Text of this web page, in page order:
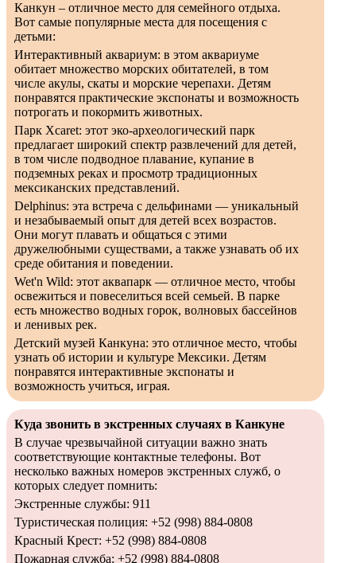
Канкун – отличное место для семейного отдыха.
Вот самые популярные места для посещения с
детьми:
Интерактивный аквариум: в этом аквариуме
обитает множество морских обитателей, в том
числе акулы, скаты и морские черепахи. Детям
понравятся практические экспонаты и возможность
потрогать и покормить животных.
Парк Xcaret: этот эко-археологический парк
предлагает широкий спектр развлечений для детей,
в том числе подводное плавание, купание в
подземных реках и просмотр традиционных
мексиканских представлений.
Delphinus: эта встреча с дельфинами — уникальный
и незабываемый опыт для детей всех возрастов.
Они могут плавать и общаться с этими
дружелюбными существами, а также узнавать об их
среде обитания и поведении.
Wet'n Wild: этот аквапарк — отличное место, чтобы
освежиться и повеселиться всей семьей. В парке
есть множество водных горок, волновых бассейнов
и ленивых рек.
Детский музей Канкуна: это отличное место, чтобы
узнать об истории и культуре Мексики. Детям
понравятся интерактивные экспонаты и
возможность учиться, играя.
Куда звонить в экстренных случаях в Канкуне
В случае чрезвычайной ситуации важно знать
соответствующие контактные телефоны. Вот
несколько важных номеров экстренных служб, о
которых следует помнить:
Экстренные службы: 911
Туристическая полиция: +52 (998) 884-0808
Красный Крест: +52 (998) 884-0808
Пожарная служба: +52 (998) 884-0808